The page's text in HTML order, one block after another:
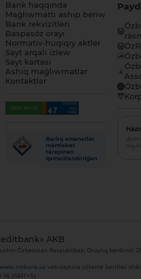
Bank haqqında
Maǵlıwmattı ashıp beriw
Bank rekvizitleri
Baspasóz orayı
Normativ-huqıqıy aktler
Sayt arqalı izlew
Sayt kartası
Ashıq maǵlıwmatlar
Kontaktlar
Barlıq amanatlar
mámleket
tárepinen
qamsızlandırılǵan
AKB
Ózbekstan Respublikası Oraylıq bankiniń
www.mkbank.uz veb-saytına silteme beriliwi
(GMT+5)